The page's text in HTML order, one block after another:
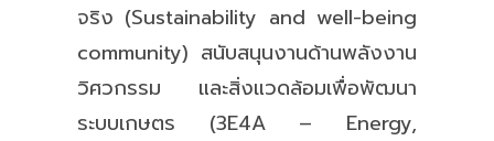
จริง (Sustainability and well-being
community) สนับสนุนงานด้านพลังงาน
วิศวกรรม และสิ่งแวดล้อมเพื่อพัฒนา
ระบบเกษตร (3E4A – Energy,